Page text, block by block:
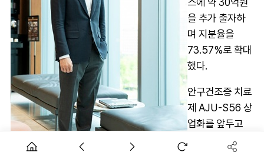
을 추가 출자하
며 지분율을
73.57%로 확대
했다.
안구건조증 치료
제 AJU-S56 상
업화를 앞두고
핵심 개발 법인
에 대한 투자를